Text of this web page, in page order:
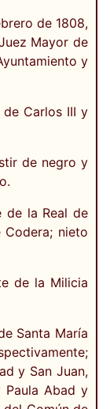
de 1808,
Mayor de
y
Carlos III y
de negro y
de la Real de
nieto
de la Milicia
Santa María
y San Juan,
Paula Abad y